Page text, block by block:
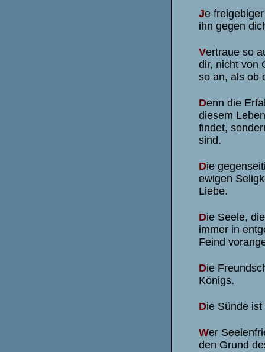
Je
ihn gegen
Vertraue so
dir, nicht von
so an, als ob
Denn die
diesem
findet,
sind.
Die
ewigen
Liebe.
Die Seele,
immer in
Feind
Die
Königs.
Die Sünde ist
Wer
den Grund